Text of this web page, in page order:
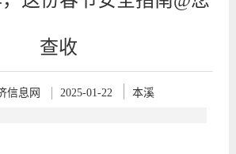
查收
信息网 2025-01-22 本溪